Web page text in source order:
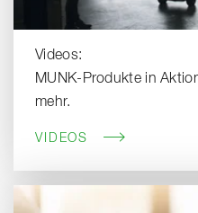
Videos:
MUNK-Produkte in
mehr.
VIDEOS